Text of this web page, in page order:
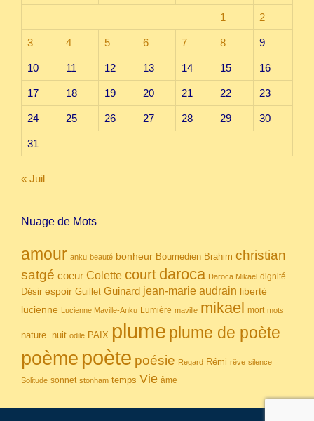
1 2
3 4 5 6 7 8 9
10 11 12 13 14 15 16
17 18 19 20 21 22 23
24 25 26 27 28 29 30
31
« Juil
Nuage de Mots
amour anku beauté bonheur Boumedien Brahim christian
satgé coeur Colette court daroca Daroca Mikael dignité
Désir espoir Guillet Guinard jean-marie audrain liberté
lucienne Lucienne Maville-Anku Lumière maville mikael mort mots
nature. nuit odile PAIX plume plume de poète
poème poète poésie Regard Rémi rêve silence
Solitude sonnet stonham temps Vie âme